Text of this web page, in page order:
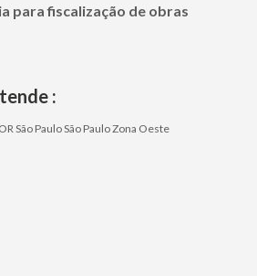
para fiscalização de obras
:
São PauloSão PauloZona Oeste